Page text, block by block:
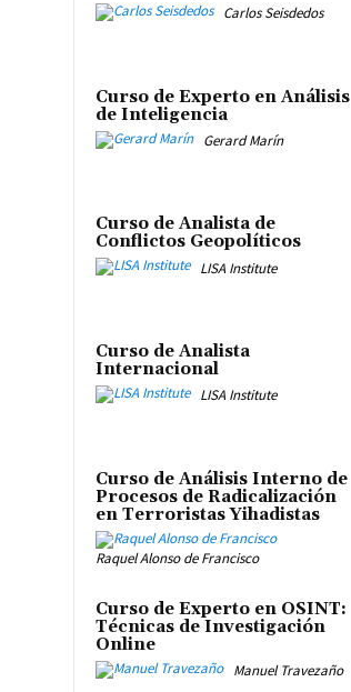
Carlos Seisdedos
Curso de Experto en Análisis
de Inteligencia
Gerard Marín
Curso de Analista de
Conflictos Geopolíticos
LISA Institute
Curso de Analista
Internacional
LISA Institute
Curso de Análisis Interno de
Procesos de Radicalización
en Terroristas Yihadistas
Raquel Alonso de Francisco
Curso de Experto en OSINT:
Técnicas de Investigación
Online
Manuel Travezaño